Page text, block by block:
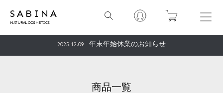
SABINA
2025.12.09 年末年始休業のお知らせ
2025.04.28 GW休暇のお知らせ
商品一覧